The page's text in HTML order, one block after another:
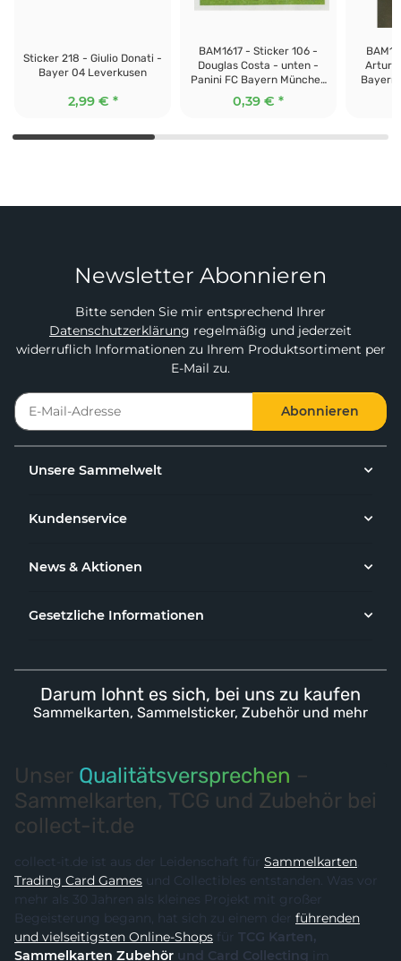
Sticker 218 - Giulio Donati -
Bayer 04 Leverkusen
2,99 € *
BAM1617 - Sticker 106 -
Douglas Costa - unten -
Panini FC Bayern München
2016/17
0,39 €*
Arturo
Bayern
Newsletter Abonnieren
Bitte senden Sie mir entsprechend Ihrer
Datenschutzerklärung regelmäßig und jederzeit
widerruflich Informationen zu Ihrem Produktsortiment per
E-Mail zu.
Abonnieren
Unsere Sammelwelt
Kundenservice
News & Aktionen
Gesetzliche Informationen
Darum lohnt es sich, bei uns zu kaufen
Sammelkarten, Sammelsticker, Zubehör und mehr
Unser Qualitätsversprechen –
Sammelkarten, TCG und Zubehör bei
collect-it.de
collect-it.de ist aus der Leidenschaft für Sammelkarten,
Trading Card Games und Collectibles entstanden. Was vor
mehr als 30 Jahren als kleines Projekt mit großer
Begeisterung begann, hat sich zu einem der führenden
und vielseitigsten Online-Shops für TCG Karten,
Sammelkarten Zubehör und Card Collecting im